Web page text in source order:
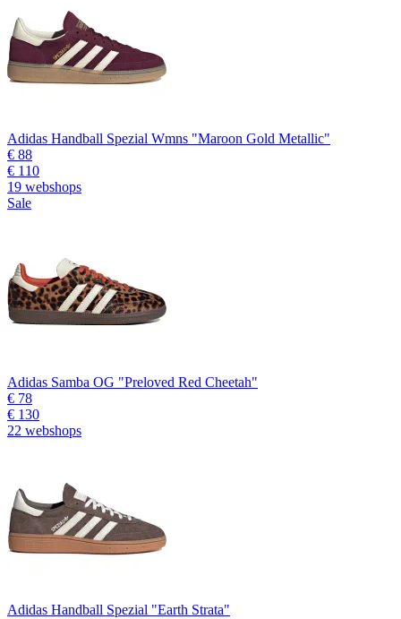
Adidas Handball Spezial Wmns "Maroon Gold Metallic"
€ 88
€ 110
19 webshops
Sale
Adidas Samba OG "Preloved Red Cheetah"
€ 78
€ 130
22 webshops
Adidas Handball Spezial "Earth Strata"